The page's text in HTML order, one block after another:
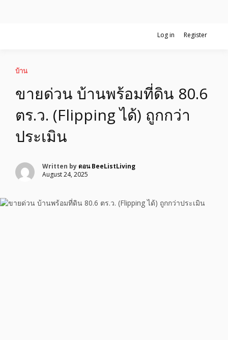
บ้าน รับจ้างโพสต์อสังหา แตกต่างอย่าง
ตั้งใจ รับรองผล อันดับ1 การโพสต์ขายอสัง
หา กับทีมงานบริษัท บ้าน ที่ดิน คอนโด
ติดGoogleหน้าแรกได้จริงๆ ใน 7 วัน
รับจ้างโพสอสังหา ขายบ้าน อสังหาโพสต์ เชื่อถือได้จริง รับโพสต์ ที่ดิน
กว่า20ปี ทีมงานมืออาชีพ ช่วยคุณขายบ้านมานาน ตัวจริง
Log in Register
บ้าน
ขายด่วน บ้านพร้อมที่ดิน 80.6
ตร.ว. (Flipping ได้) ถูกกว่า
ประเมิน
Written byดอน BeeListLiving
August 24, 2025